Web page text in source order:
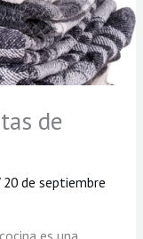
de
20 de septiembre
es una